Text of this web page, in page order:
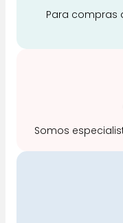
Para compras
Somos